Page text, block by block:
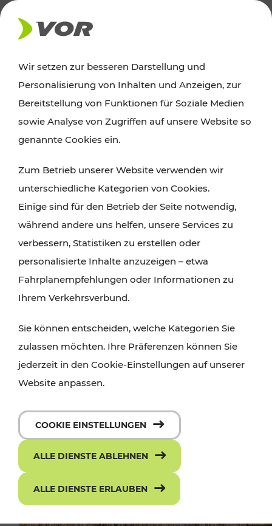
AKTUELLES
Ausflugstipps
Wien, Niederösterreich und das Burgenland
Wanderungen, Kultur und Gastronomie,
Radtouren oder purer Naturgenuss – viele
Attraktionen sind mit den Ticket- und Fahrplan-
Angeboten des VOR gut und schnell erreichbar.
Wir setzen zur besseren Darstellung und
Personalisierung von Inhalten und Anzeigen, zur
Bereitstellung von Funktionen für Soziale Medien
sowie Analyse von Zugriffen auf unsere Website so
genannte Cookies ein.
Zum Betrieb unserer Website verwenden wir
unterschiedliche Kategorien von Cookies.
Einige sind für den Betrieb der Seite notwendig,
während andere uns helfen, unsere Services zu
verbessern, Statistiken zu erstellen oder
personalisierte Inhalte anzuzeigen – etwa
Fahrplanempfehlungen oder Informationen zu
Ihrem Verkehrsverbund.
Sie können entscheiden, welche Kategorien Sie
zulassen möchten. Ihre Präferenzen können Sie
jederzeit in den Cookie-Einstellungen auf unserer
Website anpassen.
COOKIE EINSTELLUNGEN
ALLE DIENSTE ABLEHNEN
ALLE DIENSTE ERLAUBEN